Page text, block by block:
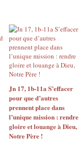
Jn 17, 1b-11a S’effacer
pour que d’autres
prennent place dans
l’unique mission : rendre
gloire et louange à Dieu,
Notre Père !